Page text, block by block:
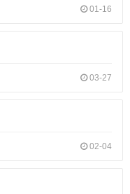
01-16
03-27
02-04